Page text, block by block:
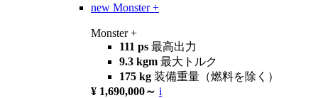
new Monster +
Monster +
111 ps 最高出力
9.3 kgm 最大トルク
175 kg 装備重量（燃料を除く）
¥ 1,690,000～ i